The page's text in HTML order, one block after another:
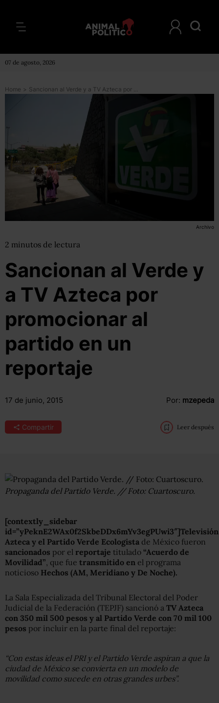
07 de agosto, 2026
Home > Sancionan al Verde y a TV Azteca por promocionar al partido en un reportaje
Archivo
2 minutos de lectura
Sancionan al Verde y
a TV Azteca por
promocionar al
partido en un
reportaje
17 de junio, 2015 Por: mzepeda
Compartir Leer después
Propaganda del Partido Verde. // Foto: Cuartoscuro.
[contextly_sidebar
id=”yPeknE2WAx0f2SkbeDDx6mYv3egPUwi3″]Televisión
Azteca y el Partido Verde Ecologista de México fueron
sancionados por el reportaje titulado “Acuerdo de
Movilidad”, que fue transmitido en el programa
noticioso Hechos (AM, Meridiano y De Noche).
La Sala Especializada del Tribunal Electoral del Poder
Judicial de la Federación (TEPJF) sancionó a TV Azteca
con 350 mil 500 pesos y al Partido Verde con 70 mil 100
pesos por incluir en la parte final del reportaje:
“Con estas ideas el PRI y el Partido Verde aspiran a que la
ciudad de México se convierta en un modelo de
movilidad como sucede en otras grandes urbes”.